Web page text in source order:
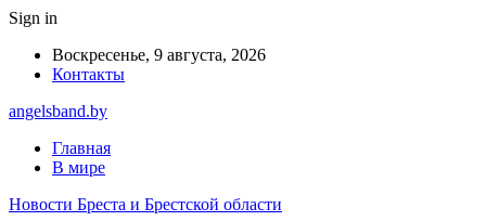
Sign in
Воскресенье, 9 августа, 2026
Контакты
angelsband.by
Главная
В мире
Новости Бреста и Брестской области